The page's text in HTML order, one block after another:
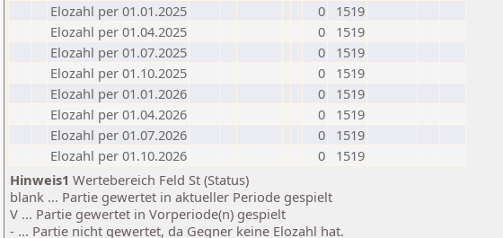
Elozahl per 01.01.2025
0
1519
Elozahl per 01.04.2025
0
1519
Elozahl per 01.07.2025
0
1519
Elozahl per 01.10.2025
0
1519
Elozahl per 01.01.2026
0
1519
Elozahl per 01.04.2026
0
1519
Elozahl per 01.07.2026
0
1519
Elozahl per 01.10.2026
0
1519
Hinweis1 Wertebereich Feld St (Status)
blank ... Partie gewertet in aktueller Periode gespielt
V ... Partie gewertet in Vorperiode(n) gespielt
- ... Partie nicht gewertet, da Gegner keine Elozahl hat.